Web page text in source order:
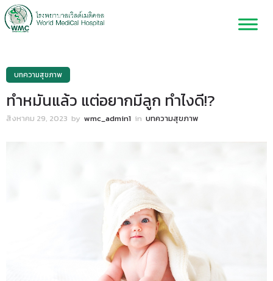
บทความสุขภาพ
ทำหมันแล้ว แต่อยากมีลูก ทำไงดี!?
สิงหาคม 29, 2023 by wmc_admin1 in บทความสุขภาพ